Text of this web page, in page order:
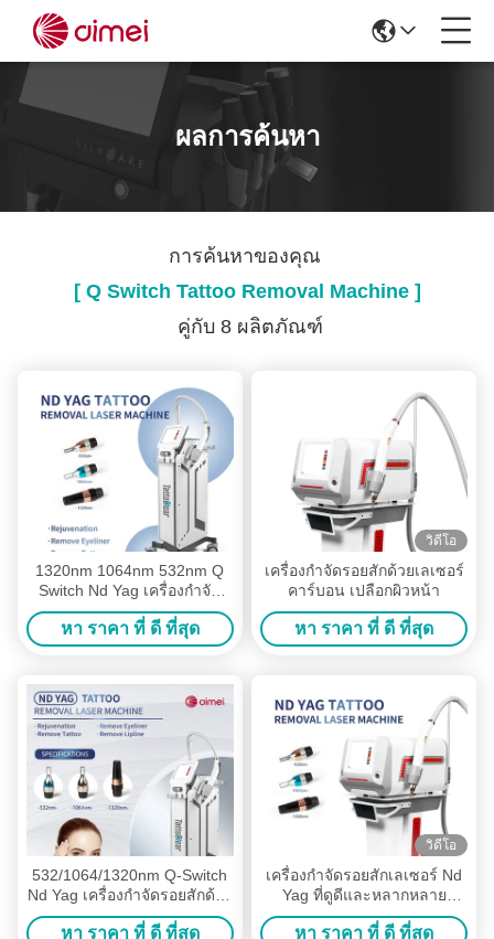
ผลการค้นหา
การค้นหาของคุณ
[ Q Switch Tattoo Removal Machine ]
คู่กับ 8 ผลิตภัณฑ์
1320nm 1064nm 532nm Q
Switch Nd Yag เครื่องกําจัด
รอยสักด้วยเลเซอร์
หา ราคา ที่ ดี ที่สุด
วิดีโอ
เครื่องกําจัดรอยสักด้วยเลเซอร์
คาร์บอน เปลือกผิวหน้า
หา ราคา ที่ ดี ที่สุด
532/1064/1320nm Q-Switch
Nd Yag เครื่องกําจัดรอยสักด้วย
เลเซอร์สําหรับรอยสีและรอย
สักหลายสีในออสเตรเลีย
หา ราคา ที่ ดี ที่สุด
วิดีโอ
เครื่องกําจัดรอยสักเลเซอร์ Nd
Yag ที่ดูดีและหลากหลาย
ฟังก์ชัน พร้อมจอสัมผัสสีและ
ความยาวคลื่นหลาย
หา ราคา ที่ ดี ที่สุด